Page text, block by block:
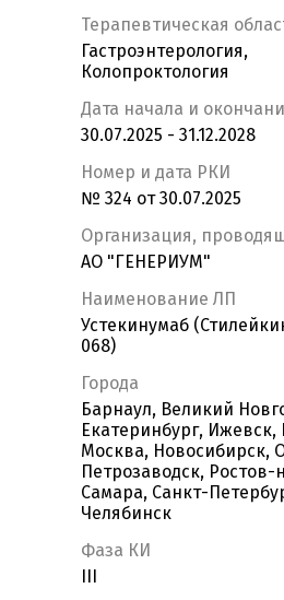
Терапевтическая
Гастроэнтерология,
Колопроктология
Дата начала и
30.07.2025 - 31.12.2028
Номер и дата РКИ
№ 324 от 30.07.2025
Организация,
АО "ГЕНЕРИУМ"
Наименование ЛП
Устекинумаб
068)
Города
Барнаул, Великий
Екатеринбург, Ижевск,
Москва, Новосибирск,
Петрозаводск, Ростов-
Самара, Санкт-
Челябинск
Фаза КИ